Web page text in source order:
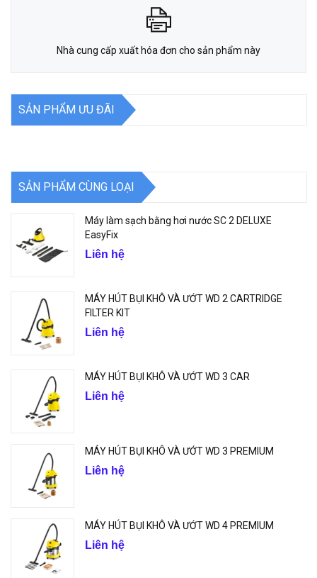
Nhà cung cấp xuất hóa đơn cho sản phẩm này
SẢN PHẨM ƯU ĐÃI
SẢN PHẨM CÙNG LOẠI
Máy làm sạch bằng hơi nước SC 2 DELUXE
EasyFix
Liên hệ
MÁY HÚT BỤI KHÔ VÀ ƯỚT WD 2 CARTRIDGE
FILTER KIT
Liên hệ
MÁY HÚT BỤI KHÔ VÀ ƯỚT WD 3 CAR
Liên hệ
MÁY HÚT BỤI KHÔ VÀ ƯỚT WD 3 PREMIUM
Liên hệ
MÁY HÚT BỤI KHÔ VÀ ƯỚT WD 4 PREMIUM
Liên hệ